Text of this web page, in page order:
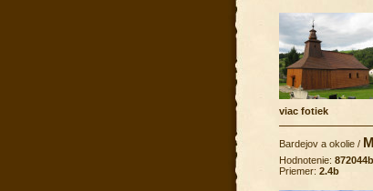
viac fotiek
Bardejov a okolie /
Hodnotenie: 872044b
Priemer: 2.4b